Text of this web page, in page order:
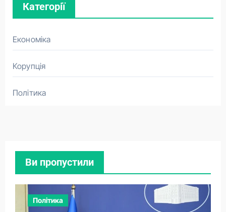
Категорії
Економіка
Корупція
Політика
Ви пропустили
Політика